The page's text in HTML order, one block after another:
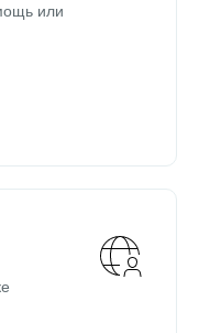
или